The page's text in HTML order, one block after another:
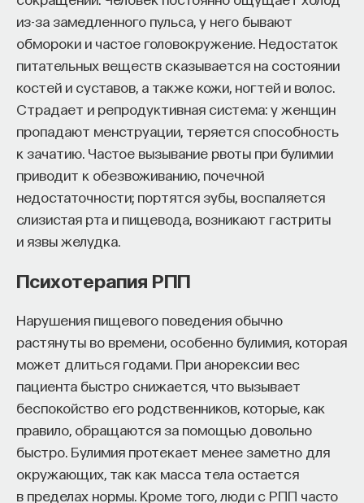
из-за замедленного пульса, у него бывают
обмороки и частое головокружение. Недостаток
питательных веществ сказывается на состоянии
костей и суставов, а также кожи, ногтей и волос.
Страдает и репродуктивная система: у женщин
пропадают менструации, теряется способность
к зачатию. Частое вызывание рвоты при булимии
приводит к обезвоживанию, почечной
недостаточности; портятся зубы, воспаляется
слизистая рта и пищевода, возникают гастриты
и язвы желудка.
Психотерапия РПП
Нарушения пищевого поведения обычно
растянуты во времени, особенно булимия, которая
может длиться годами. При анорексии вес
пациента быстро снижается, что вызывает
беспокойство его родственников, которые, как
правило, обращаются за помощью довольно
быстро. Булимия протекает менее заметно для
окружающих, так как масса тела остается
в пределах нормы. Кроме того, люди с РПП часто